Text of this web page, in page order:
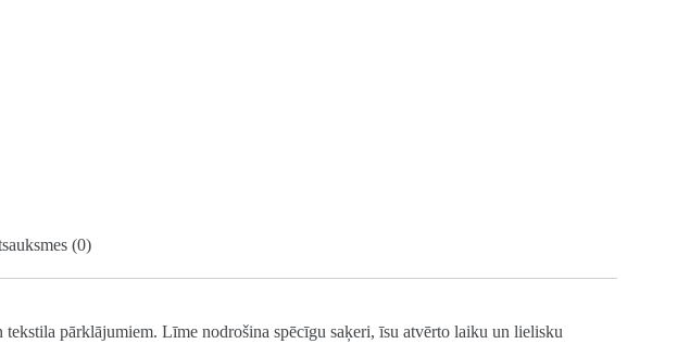
(0)
pārklājumiem. Līme nodrošina spēcīgu saķeri, īsu atvērto laiku un lielisku